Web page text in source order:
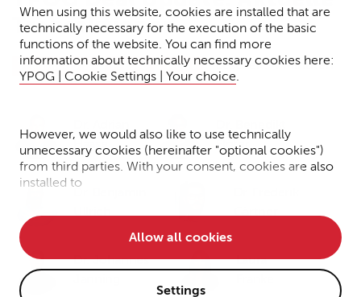
When using this website, cookies are installed that are
technically necessary for the execution of the basic
functions of the website. You can find more
information about technically necessary cookies here:
YPOG | Cookie Settings | Your choice.
However, we would also like to use technically
unnecessary cookies (hereinafter "optional cookies")
from third parties. With your consent, cookies are also
installed to
• improve the functionality of the website and
• Track your online behavior for targeted advertising
purposes.
Allow all cookies
Settings
Transaktionen
Transactions Presse News Lesezeit: 4 Minuten
Flöter
Dr. Johannes
Laura